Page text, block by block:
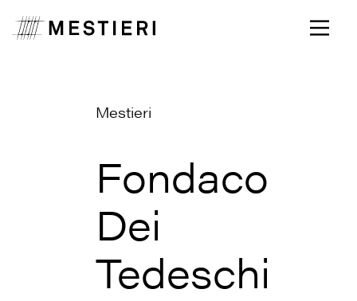
Mestieri
Fondaco
Dei
Tedeschi